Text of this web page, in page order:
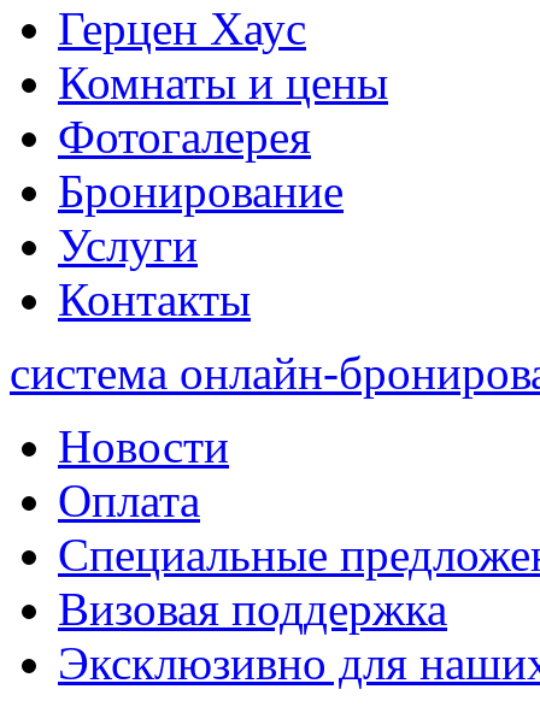
Герцен Хаус
Комнаты и цены
Фотогалерея
Бронирование
Услуги
Контакты
система онлайн-
Новости
Оплата
Специальные
Визовая поддержка
Эксклюзивно для